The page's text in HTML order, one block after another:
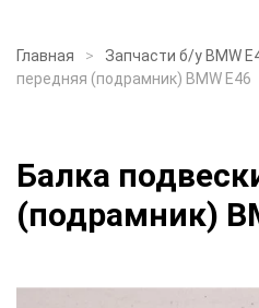
Главная Запчасти б/у BMW
передняя (подрамник) BMW E46
Балка
(подрамник)